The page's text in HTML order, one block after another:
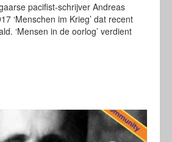
pacifist-schrijver Andreas
‘Menschen im Krieg’ dat recent
‘Mensen in de oorlog’ verdient